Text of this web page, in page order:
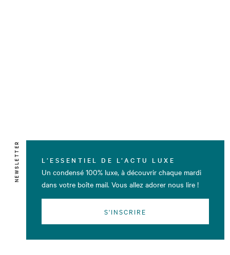
NEWSLETTER L’ESSENTIEL DE L’ACTU LUXE
Un condensé 100% luxe, à découvrir chaque mardi
dans votre boîte mail. Vous allez adorer nous lire !
S'INSCRIRE